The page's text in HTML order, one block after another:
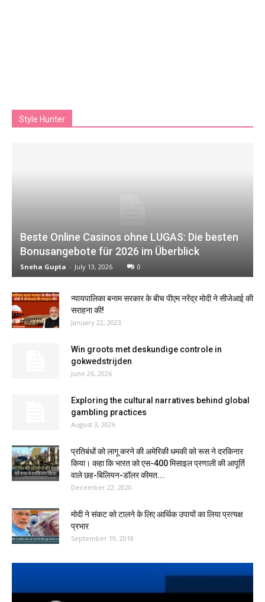
Style Hunter
Beste Online Casinos ohne LUGAS: Die besten
Bonusangebote für 2026 im Überblick
Sneha Gupta - July 13, 2026 0
न्यायपालिका बनाम सरकार के बीच पीएम नरेंद्र मोदी ने सीजेआई की
सराहना की!
January 22, 2023
Win groots met deskundige controle in
gokwedstrijden
June 26, 2026
Exploring the cultural narratives behind global
gambling practices
August 3, 2026
प्रतिबंधों को लागू करने की अमेरिकी धमकी को रूस ने दरकिनार
किया। कहा कि भारत को एस-400 मिसाइल प्रणाली की आपूर्ति
वाले छह-बिलियन-डॉलर कीमत...
December 22, 2020
मोदी ने संकट को टालने के लिए आर्थिक उपायों का लिया प्रत्यक्ष
प्रभार
September 19, 2018